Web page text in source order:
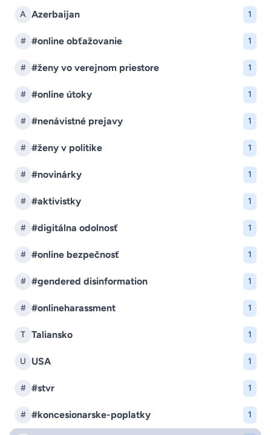
A Azerbaijan 1
# #online obťažovanie 1
# #ženy vo verejnom priestore 1
# #online útoky 1
# #nenávistné prejavy 1
# #ženy v politike 1
# #novinárky 1
# #aktivistky 1
# #digitálna odolnosť 1
# #online bezpečnosť 1
# #gendered disinformation 1
# #onlineharassment 1
T Taliansko 1
U USA 1
# #stvr 1
# #koncesionarske-poplatky 1